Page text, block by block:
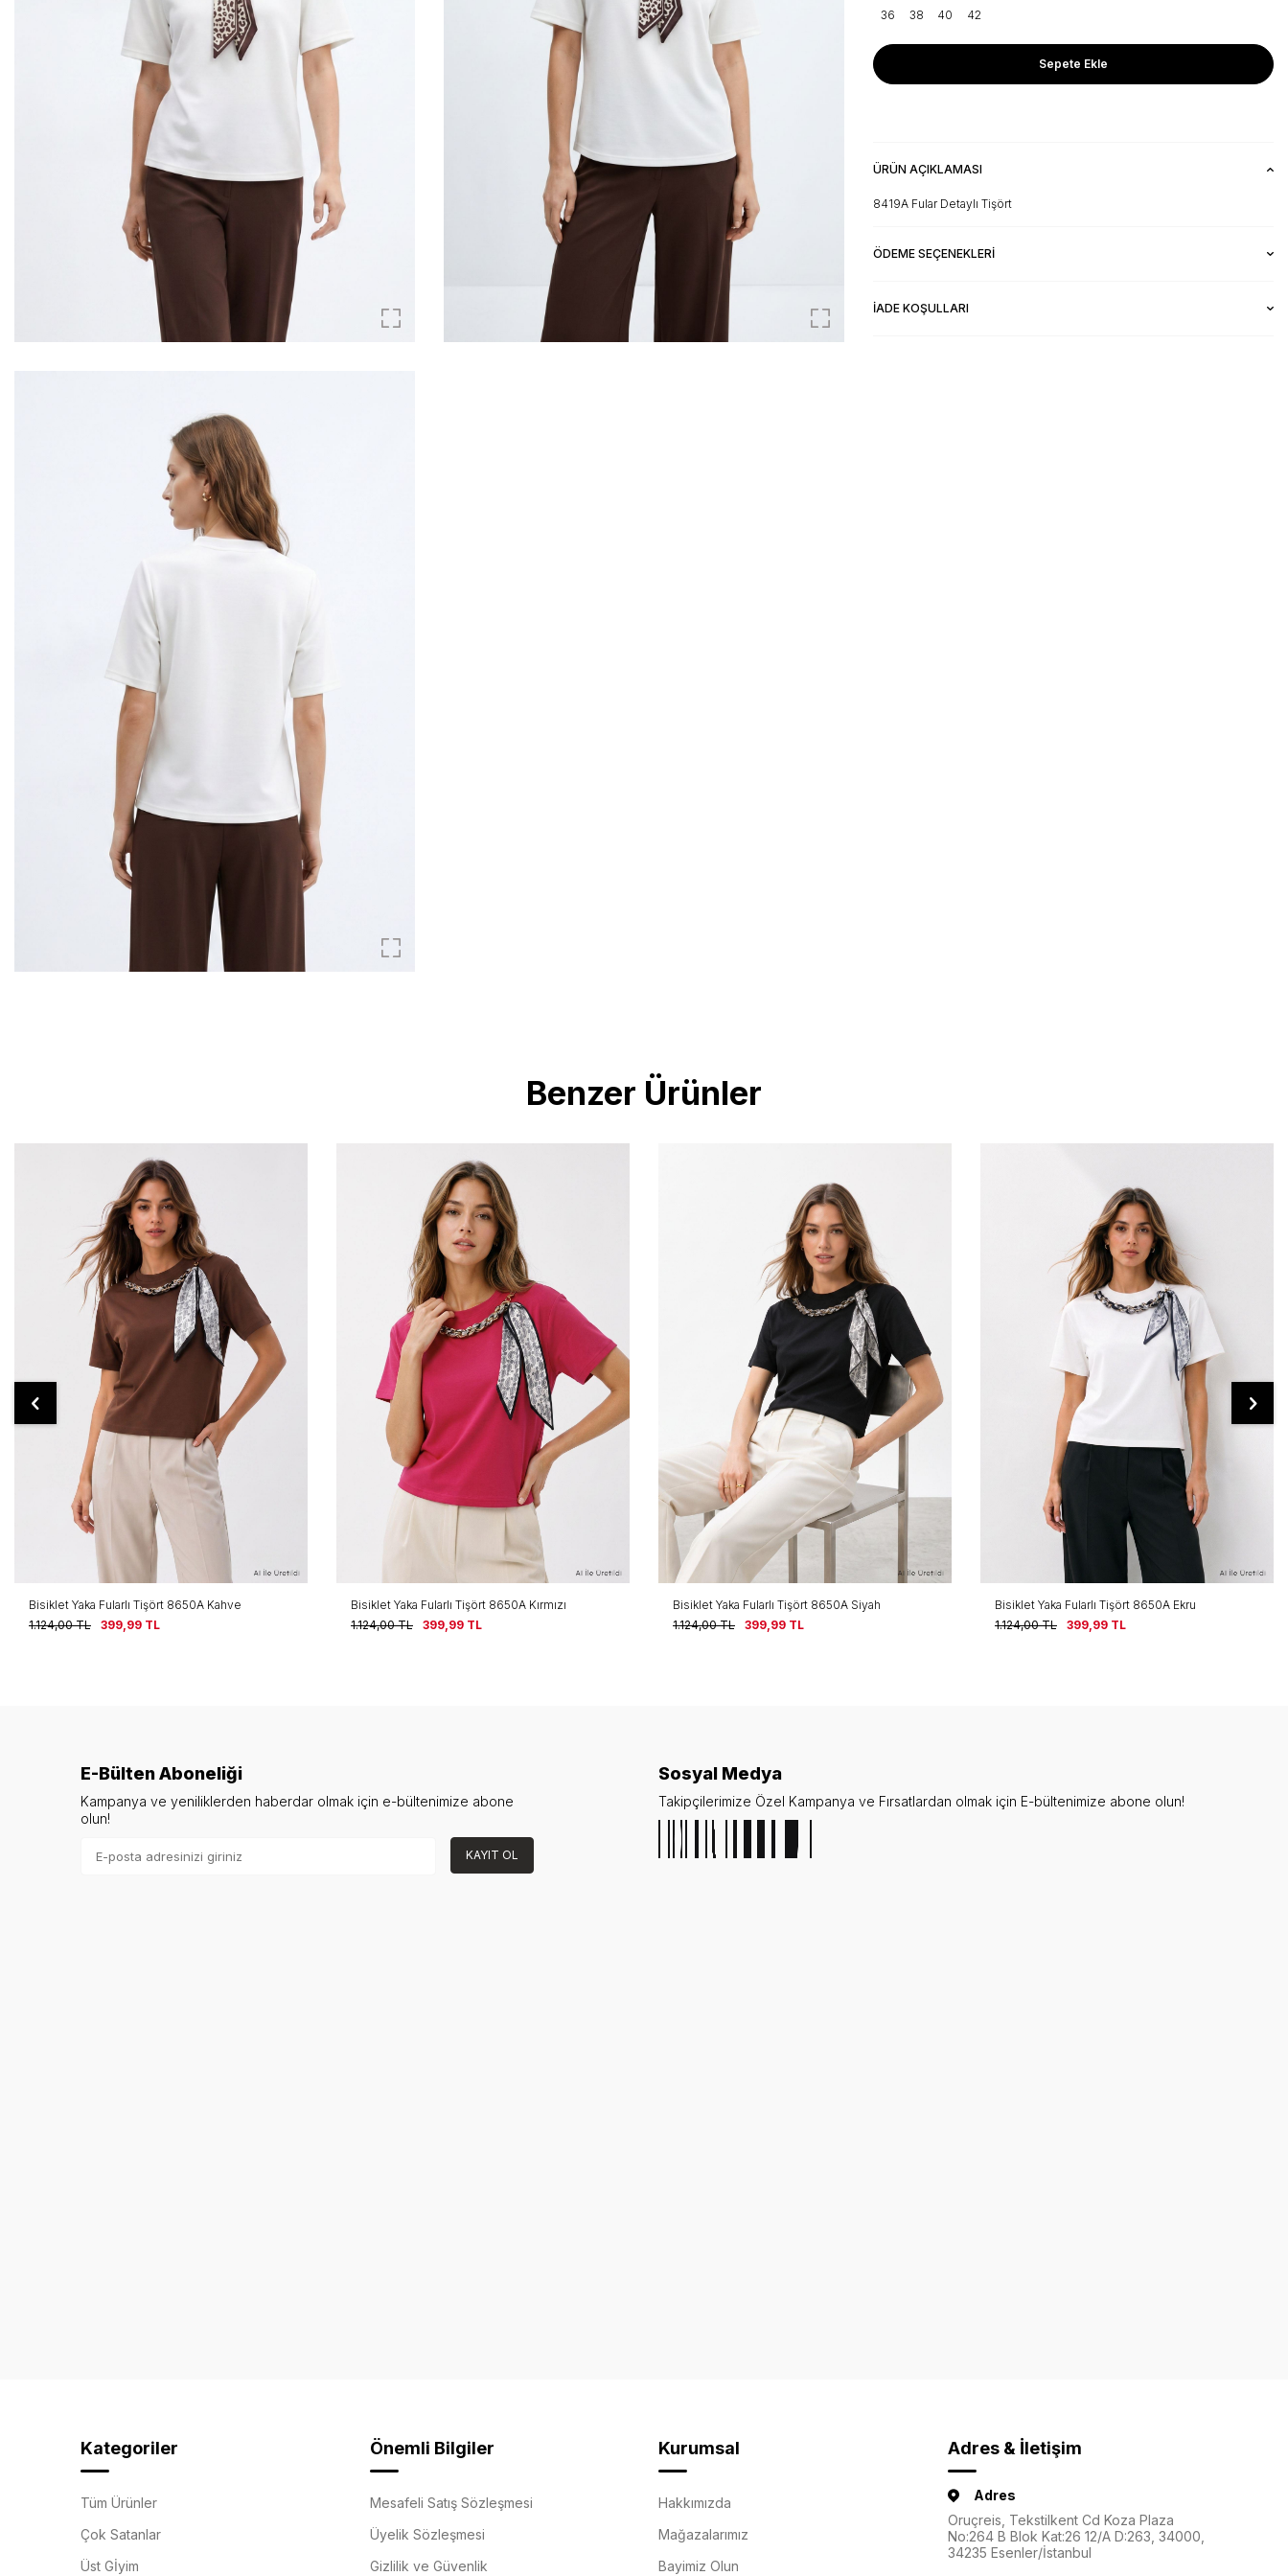
36 38 40 42
Sepete Ekle
ÜRÜN AÇIKLAMASI
8419A Fular Detaylı Tişört
ÖDEME SEÇENEKLERI
İADE KOŞULLARI
Benzer Ürünler
Bisiklet Yaka Fularlı Tişört 8650A Kahve
1.124,00TL 399,99 TL
Bisiklet Yaka Fularlı Tişört 8650A Kırmızı
1.124,00TL 399,99 TL
Bisiklet Yaka Fularlı Tişört 8650A Siyah
1.124,00TL 399,99 TL
Bisiklet Yaka Fularlı Tişört 8650A Ekru
1.124,00TL 399,99 TL
E-Bülten Aboneliği
Kampanya ve yeniliklerden haberdar olmak için e-bültenimize abone
olun!
KAYIT OL
Sosyal Medya
Takipçilerimize Özel Kampanya ve Fırsatlardan olmak için E-bültenimize abone olun!
Kategoriler
Tüm Ürünler
Çok Satanlar
Üst Gİyim
Önemli Bilgiler
Mesafeli Satış Sözleşmesi
Üyelik Sözleşmesi
Gizlilik ve Güvenlik
Kurumsal
Hakkımızda
Mağazalarımız
Bayimiz Olun
Adres & İletişim
Adres
Oruçreis, Tekstilkent Cd Koza Plaza
No:264 B Blok Kat:26 12/A D:263, 34000,
34235 Esenler/İstanbul